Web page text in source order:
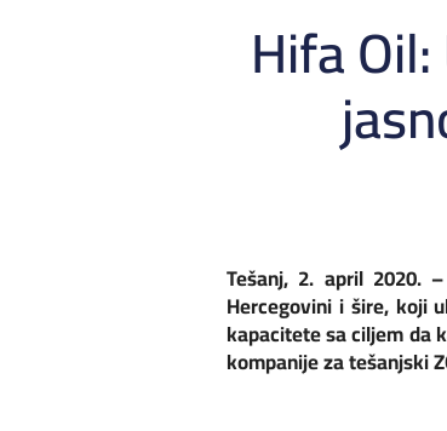
Hifa
Tešanj, 2. april 2020.
Hercegovini i šire, koji
kapacitete sa ciljem da
kompanije za tešanjski